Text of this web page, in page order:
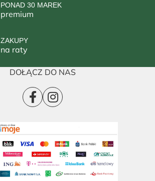
PONAD 30 MAREK
premium
ZAKUPY
na raty
DOŁĄCZ DO NAS